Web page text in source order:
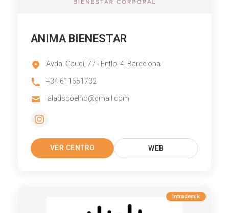
ANIMA BIENESTAR
Avda. Gaudí, 77 - Entlo. 4, Barcelona
+34 611651732
laladscoelho@gmail.com
VER CENTRO WEB
Intrademik